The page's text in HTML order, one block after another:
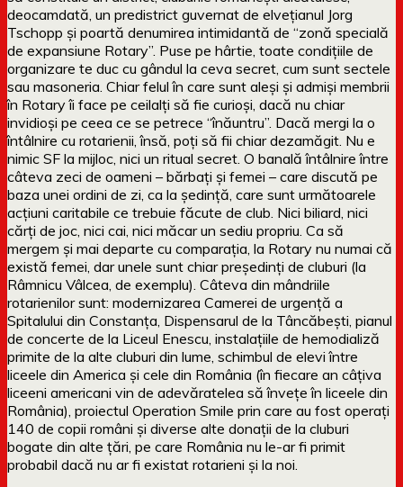
deocamdată, un predistrict guvernat de elvețianul Jorg
Tschopp și poartă denumirea intimidantă de “zonă specială
de expansiune Rotary”. Puse pe hârtie, toate condițiile de
organizare te duc cu gândul la ceva secret, cum sunt sectele
sau masoneria. Chiar felul în care sunt aleși și admiși membrii
în Rotary îi face pe ceilalți să fie curioși, dacă nu chiar
invidioși pe ceea ce se petrece “înăuntru”. Dacă mergi la o
întâlnire cu rotarienii, însă, poți să fii chiar dezamăgit. Nu e
nimic SF la mijloc, nici un ritual secret. O banală întâlnire între
câteva zeci de oameni – bărbați și femei – care discută pe
baza unei ordini de zi, ca la ședință, care sunt următoarele
acțiuni caritabile ce trebuie făcute de club. Nici biliard, nici
cărți de joc, nici cai, nici măcar un sediu propriu. Ca să
mergem și mai departe cu comparația, la Rotary nu numai că
există femei, dar unele sunt chiar președinți de cluburi (la
Râmnicu Vâlcea, de exemplu). Câteva din mândriile
rotarienilor sunt: modernizarea Camerei de urgență a
Spitalului din Constanța, Dispensarul de la Tâncăbești, pianul
de concerte de la Liceul Enescu, instalațiile de hemodializă
primite de la alte cluburi din lume, schimbul de elevi între
liceele din America și cele din România (în fiecare an câțiva
liceeni americani vin de adevăratelea să învețe în liceele din
România), proiectul Operation Smile prin care au fost operați
140 de copii români și diverse alte donații de la cluburi
bogate din alte țări, pe care România nu le-ar fi primit
probabil dacă nu ar fi existat rotarieni și la noi.